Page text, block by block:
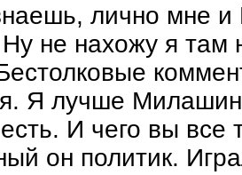
лично мне и
не нахожу я там
Я лучше
И чего вы все
он политик.